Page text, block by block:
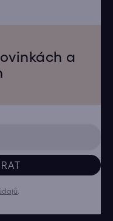
a